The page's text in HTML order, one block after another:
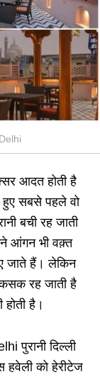
आदत होती है
सबसे पहले वो
बची रह जाती
आंगन भी वक़्त
जाते हैं। लेकिन
कसक रह जाती है
है।
पुरानी दिल्ली
हवेली को हेरीटेज